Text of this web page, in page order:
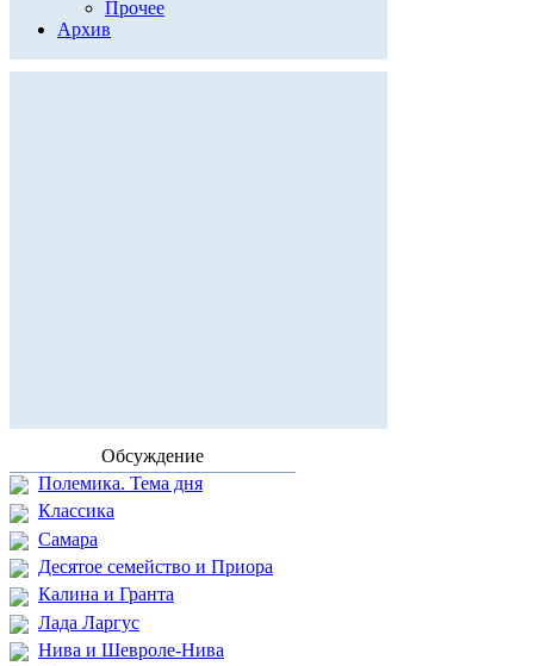
Прочее
Архив
Обсуждение
Полемика. Тема дня
Классика
Самара
Десятое семейство и Приора
Калина и Гранта
Лада Ларгус
Нива и Шевроле-Нива